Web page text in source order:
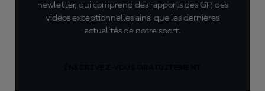
newletter, qui comprend des rapports des GP, des
vidéos exceptionnelles ainsi que les dernières
actualités de notre sport.